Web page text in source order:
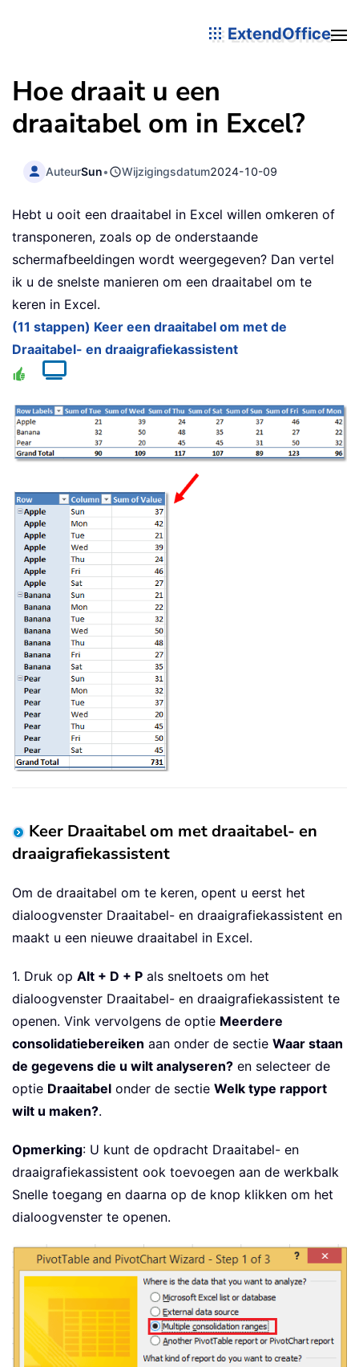
ExtendOffice
Hoe draait u een
draaitabel om in Excel?
AuteurSun• Wijzigingsdatum2024-10-09
Hebt u ooit een draaitabel in Excel willen omkeren of
transponeren, zoals op de onderstaande
schermafbeeldingen wordt weergegeven? Dan vertel
ik u de snelste manieren om een draaitabel om te
keren in Excel.
(11 stappen) Keer een draaitabel om met de
Draaitabel- en draaigrafiekassistent
Keer Draaitabel om met draaitabel- en
draaigrafiekassistent
Om de draaitabel om te keren, opent u eerst het
dialoogvenster Draaitabel- en draaigrafiekassistent en
maakt u een nieuwe draaitabel in Excel.
1. Druk op Alt + D + P als sneltoets om het
dialoogvenster Draaitabel- en draaigrafiekassistent te
openen. Vink vervolgens de optie Meerdere
consolidatiebereiken aan onder de sectie Waar staan
de gegevens die u wilt analyseren? en selecteer de
optie Draaitabel onder de sectie Welk type rapport
wilt u maken?.
Opmerking: U kunt de opdracht Draaitabel- en
draaigrafiekassistent ook toevoegen aan de werkbalk
Snelle toegang en daarna op de knop klikken om het
dialoogvenster te openen.